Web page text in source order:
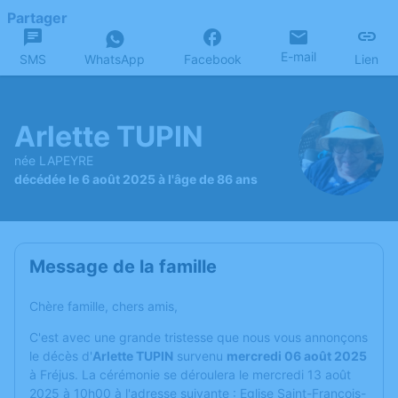
Partager
SMS WhatsApp Facebook E-mail Lien
Arlette TUPIN
née LAPEYRE
décédée le 6 août 2025 à l'âge de 86 ans
Message de la famille
Chère famille, chers amis,
C'est avec une grande tristesse que nous vous annonçons
le décès d'Arlette TUPIN survenu mercredi 06 août 2025
à Fréjus. La cérémonie se déroulera le mercredi 13 août
2025 à 10h00 à l'adresse suivante : Eglise Saint-François-